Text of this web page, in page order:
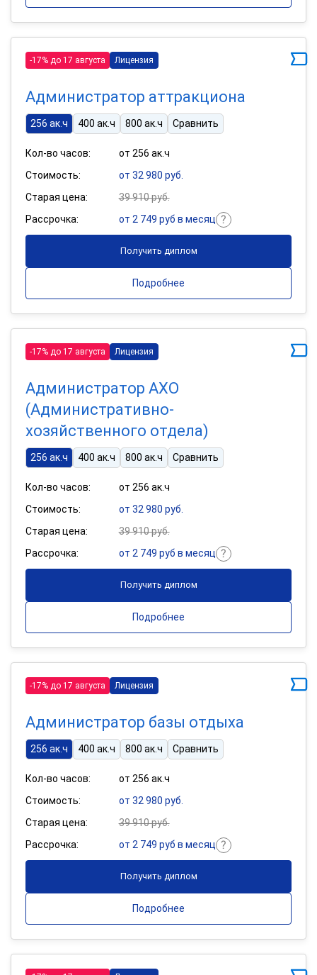
-17% до 17 августа Лицензия
Администратор аттракциона
256 ак.ч 400 ак.ч 800 ак.ч Сравнить
Кол-во часов:
от 256 ак.ч
Стоимость:
от 32 980 руб.
Старая цена:
39 910 руб.
Рассрочка:
от 2 749 руб в месяц
Получить диплом
Подробнее
-17% до 17 августа Лицензия
Администратор АХО
(Административно-
хозяйственного отдела)
256 ак.ч 400 ак.ч 800 ак.ч Сравнить
Кол-во часов:
от 256 ак.ч
Стоимость:
от 32 980 руб.
Старая цена:
39 910 руб.
Рассрочка:
от 2 749 руб в месяц
Получить диплом
Подробнее
-17% до 17 августа Лицензия
Администратор базы отдыха
256 ак.ч 400 ак.ч 800 ак.ч Сравнить
Кол-во часов:
от 256 ак.ч
Стоимость:
от 32 980 руб.
Старая цена:
39 910 руб.
Рассрочка:
от 2 749 руб в месяц
Получить диплом
Подробнее